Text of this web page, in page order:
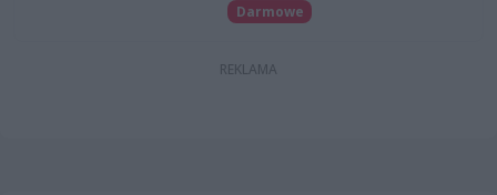
Darmowe